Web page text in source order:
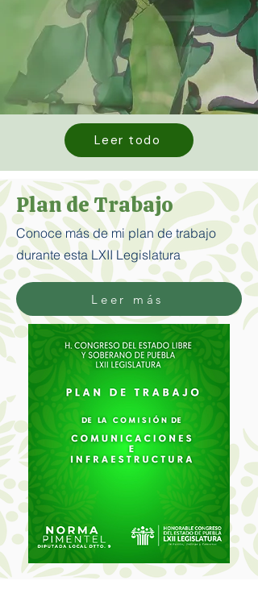
Leer todo
Plan de Trabajo
Conoce más de mi plan de trabajo
durante esta LXII Legislatura
Leer más